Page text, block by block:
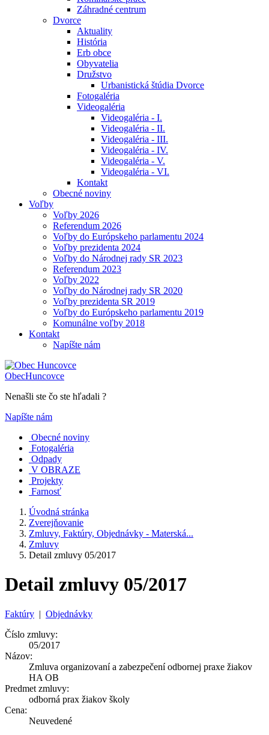
Záhradné centrum
Dvorce
Aktuality
História
Erb obce
Obyvatelia
Družstvo
Urbanistická štúdia Dvorce
Fotogaléria
Videogaléria
Videogaléria - I.
Videogaléria - II.
Videogaléria - III.
Videogaléria - IV.
Videogaléria - V.
Videogaléria - VI.
Kontakt
Obecné noviny
Voľby
Voľby 2026
Referendum 2026
Voľby do Európskeho parlamentu 2024
Voľby prezidenta 2024
Voľby do Národnej rady SR 2023
Referendum 2023
Voľby 2022
Voľby do Národnej rady SR 2020
Voľby prezidenta SR 2019
Voľby do Európskeho parlamentu 2019
Komunálne voľby 2018
Kontakt
Napíšte nám
ObecHuncovce
Nenašli ste čo ste hľadali ?
Napíšte nám
Obecné noviny
Fotogaléria
Odpady
V OBRAZE
Projekty
Farnosť
Úvodná stránka
Zverejňovanie
Zmluvy, Faktúry, Objednávky - Materská...
Zmluvy
Detail zmluvy 05/2017
Detail zmluvy 05/2017
Faktúry | Objednávky
Číslo zmluvy:
05/2017
Názov:
Zmluva organizovaní a zabezpečení odbornej praxe žiakov
HA OB
Predmet zmluvy:
odborná prax žiakov školy
Cena:
Neuvedené